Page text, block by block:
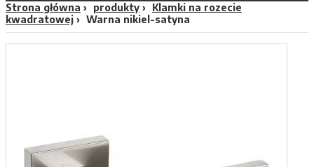
Strona główna produkty
Klamki na rozecie
kwadratowej
Warna nikiel-satyna